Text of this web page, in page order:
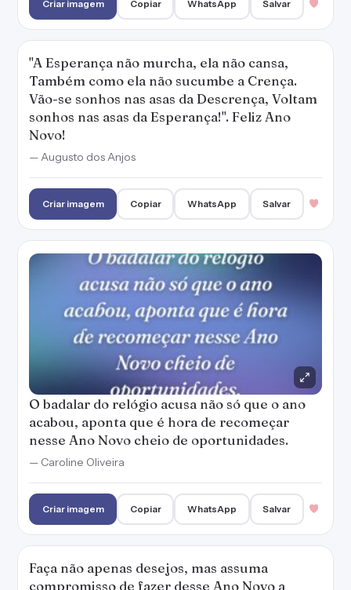
acabou, aponta que é hora de recomeçar
nesse Ano Novo cheio de oportunidades.
— Caroline Oliveira
Copiar WhatsApp
Faça não apenas desejos, mas assuma
compromisso de fazer desse Ano Novo a
história que gostará de lembrar no futuro.
— Caroline Oliveira
Criar imagem Copiar WhatsApp Salvar
Há quem busque desculpas, há quem enxerga
nos términos um recomeço: que tipo de
pessoa você deseja ser nesse Ano Novo?